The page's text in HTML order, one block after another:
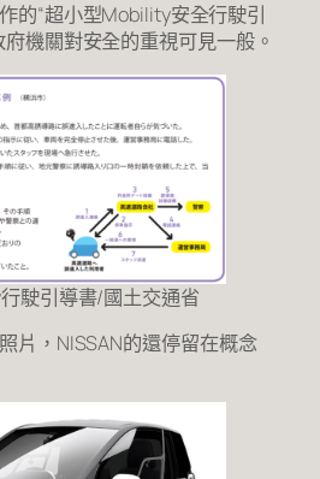
的“超小型Mobility安全行駛引
機關對安全的重視可見一般。
駛引導書/國土交通省
片，NISSAN的還停留在概念